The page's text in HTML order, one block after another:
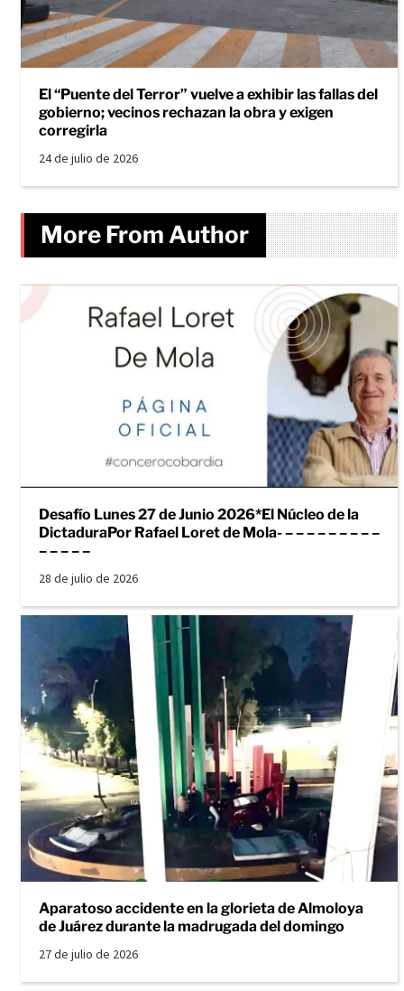
El “Puente del Terror” vuelve a exhibir las fallas del
gobierno; vecinos rechazan la obra y exigen
corregirla
24 de julio de 2026
More From Author
Desafío Lunes 27 de Junio 2026*El Núcleo de la
DictaduraPor Rafael Loret de Mola- – – – – – – – – –
– – – – –
28 de julio de 2026
Aparatoso accidente en la glorieta de Almoloya
de Juárez durante la madrugada del domingo
27 de julio de 2026